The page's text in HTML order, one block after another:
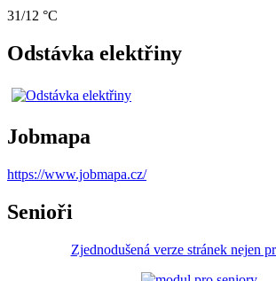
31/12 °C
Odstávka elektřiny
Jobmapa
https://www.jobmapa.cz/
Senioři
Zjednodušená verze stránek nejen